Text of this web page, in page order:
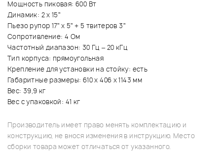
Мощность пиковая: 600 Вт
Динамик: 2 х 15”
Пьезо рупор 17” x 5” + 5 твитеров 3”
Сопротивление: 4 Ом
Частотный диапазон: 30 Гц – 20 кГц
Тип корпуса: прямоугольная
Крепление для установки на стойку: есть
Габаритные размеры: 610 х 406 х 1143 мм
Вес: 39,9 кг
Вес с упаковкой: 41 кг
Производитель имеет право менять комплектацию и
конструкцию, не внося изменения в инструкцию. Место
сборки товара может отличаться от указанного.